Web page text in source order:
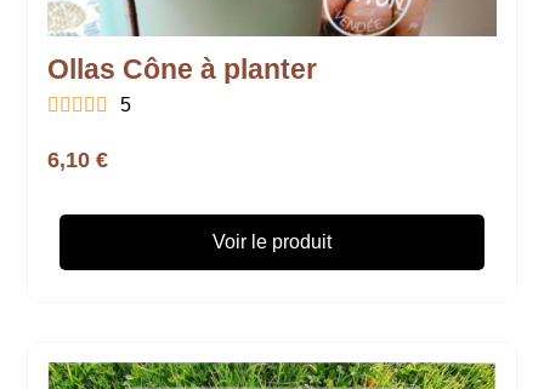
Ollas Cône à planter
     5
6,10 €
Voir le produit